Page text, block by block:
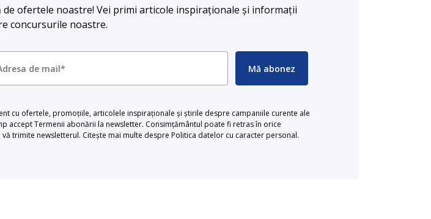
de ofertele noastre! Vei primi articole inspiraționale și informații
concursurile noastre.
Mă abonez
cu ofertele, promoțiile, articolele inspiraționale și știrile despre campaniile curente ale
accept Termenii abonării la newsletter. Consimțământul poate fi retras în orice
trimite newsletterul. Citește mai multe despre Politica datelor cu caracter personal.